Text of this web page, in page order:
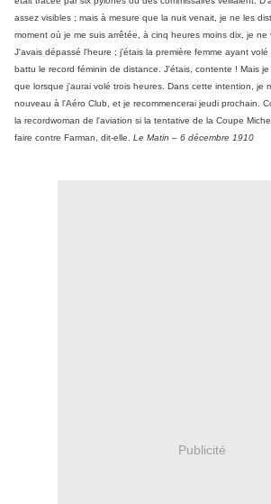
assez visibles ; mais à mesure que la nuit venait, je ne les
moment où je me suis arrêtée, à cinq heures moins dix, je
J'avais dépassé l'heure ; j'étais la première femme ayant
battu le record féminin de distance. J'étais, contente ! Mais
que lorsque j'aurai volé trois heures. Dans cette intention, je
nouveau à l'Aéro Club, et je recommencerai jeudi prochain.
la recordwoman de l'aviation si la tentative de la Coupe
faire contre Farman, dit-elle.
Le Matin – 6 décembre 1910
Publicité